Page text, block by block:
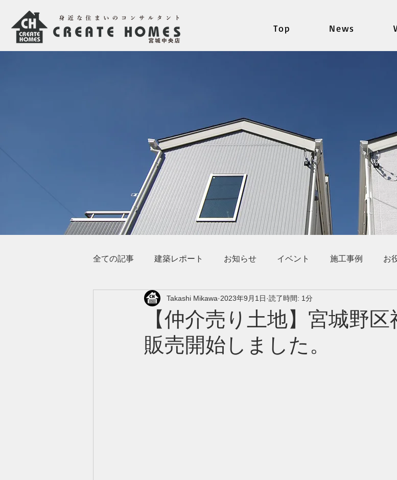
Top News
全ての記事 建築レポート お知らせ イベント 施工事例 お
【仲介売り土地】宮城野区
販売開始しました。
Takashi Mikawa 2023年9月1日 読了時間: 1分